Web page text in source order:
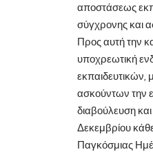
αποστάσεως
σύγχρονης και
Προς αυτή την
υποχρεωτική
ασκούντων την
διαβούλευση και
Δεκεμβρίου
Παγκόσμιας